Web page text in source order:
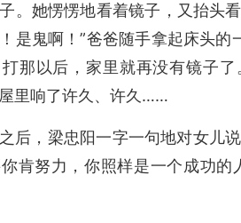
。她愣愣地看着镜子，又抬头
是鬼啊！”爸爸随手拿起床头
那以后，家里就再没有镜子
里响了许久、许久……
后，梁忠阳一字一句地对女儿
肯努力，你照样是一个成功